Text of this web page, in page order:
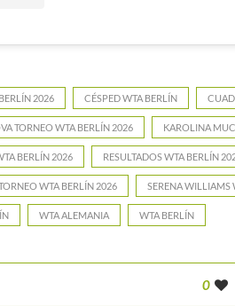
2026 CÉSPED WTA BERLÍN
TORNEO WTA BERLÍN 2026 KAROLINA
BERLÍN 2026 RESULTADOS WTA BERLÍN
WTA BERLÍN 2026 SERENA WILLIAMS
WTA ALEMANIA WTA BERLÍN
0